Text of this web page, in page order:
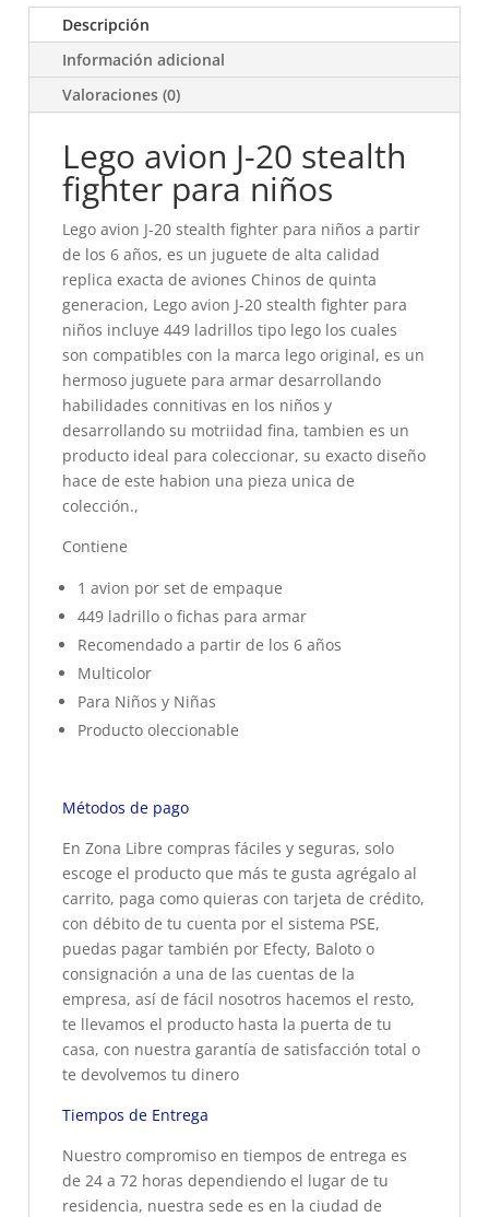
Descripción
Información adicional
Valoraciones (0)
Lego avion J-20 stealth
fighter para niños
Lego avion J-20 stealth fighter para niños a partir
de los 6 años, es un juguete de alta calidad
replica exacta de aviones Chinos de quinta
generacion, Lego avion J-20 stealth fighter para
niños incluye 449 ladrillos tipo lego los cuales
son compatibles con la marca lego original, es un
hermoso juguete para armar desarrollando
habilidades connitivas en los niños y
desarrollando su motriidad fina, tambien es un
producto ideal para coleccionar, su exacto diseño
hace de este habion una pieza unica de
colección.,
Contiene
1 avion por set de empaque
449 ladrillo o fichas para armar
Recomendado a partir de los 6 años
Multicolor
Para Niños y Niñas
Producto oleccionable
Métodos de pago
En Zona Libre compras fáciles y seguras, solo
escoge el producto que más te gusta agrégalo al
carrito, paga como quieras con tarjeta de crédito,
con débito de tu cuenta por el sistema PSE,
puedas pagar también por Efecty, Baloto o
consignación a una de las cuentas de la
empresa, así de fácil nosotros hacemos el resto,
te llevamos el producto hasta la puerta de tu
casa, con nuestra garantía de satisfacción total o
te devolvemos tu dinero
Tiempos de Entrega
Nuestro compromiso en tiempos de entrega es
de 24 a 72 horas dependiendo el lugar de tu
residencia, nuestra sede es en la ciudad de